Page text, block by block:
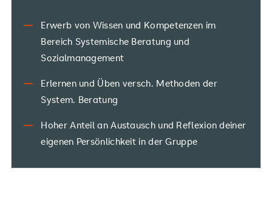
Erwerb von Wissen und Kompetenzen im
Bereich Systemische Beratung und
Sozialmanagement
Erlernen und Üben versch. Methoden der
System. Beratung
Hoher Anteil an Austausch und Reflexion deiner
eigenen Persönlichkeit in der Gruppe